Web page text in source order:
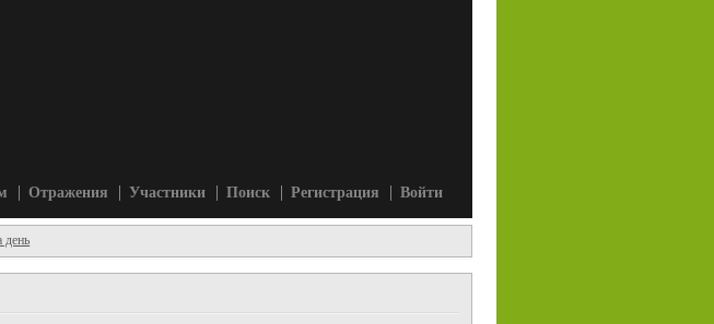
Отражения Участники Поиск Регистрация Войти
день